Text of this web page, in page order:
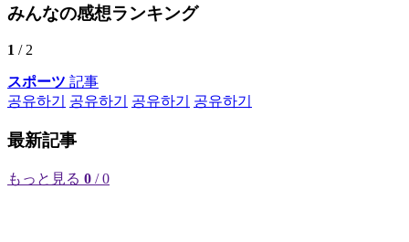
みんなの感想ランキング
1 / 2
スポーツ 記事
공유하기
공유하기 공유하기 공유하기
最新記事
もっと見る 0 / 0